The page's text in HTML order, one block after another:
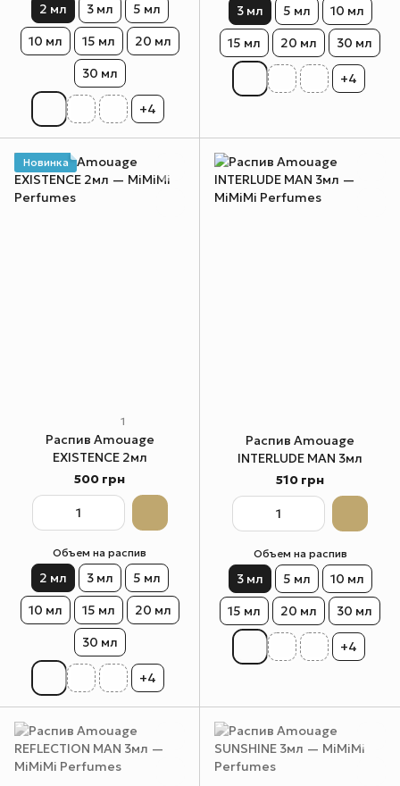
2 мл 3 мл
5 мл
10 мл
15 мл
20 мл
30 мл
+4
3 мл 5 мл
10 мл
15 мл
20 мл 30 мл
+4
Новинка
1
Распив Amouage
EXISTENCE 2мл
500 грн
Объем на распив
2 мл 3 мл
5 мл
10 мл
15 мл
20 мл
30 мл
+4
Распив Amouage
INTERLUDE MAN 3мл
510 грн
Объем на распив
3 мл 5 мл
10 мл
15 мл
20 мл 30 мл
+4